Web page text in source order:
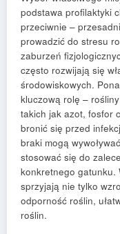
podstawa profilaktyki
przeciwnie –
prowadzić do stresu
zaburzeń
często rozwijają się
środowiskowych.
kluczową rolę –
takich jak azot, fosfor
bronić się przed
braki mogą
stosować się do
konkretnego gatunku.
sprzyjają nie tylko
odporność roślin,
roślin.